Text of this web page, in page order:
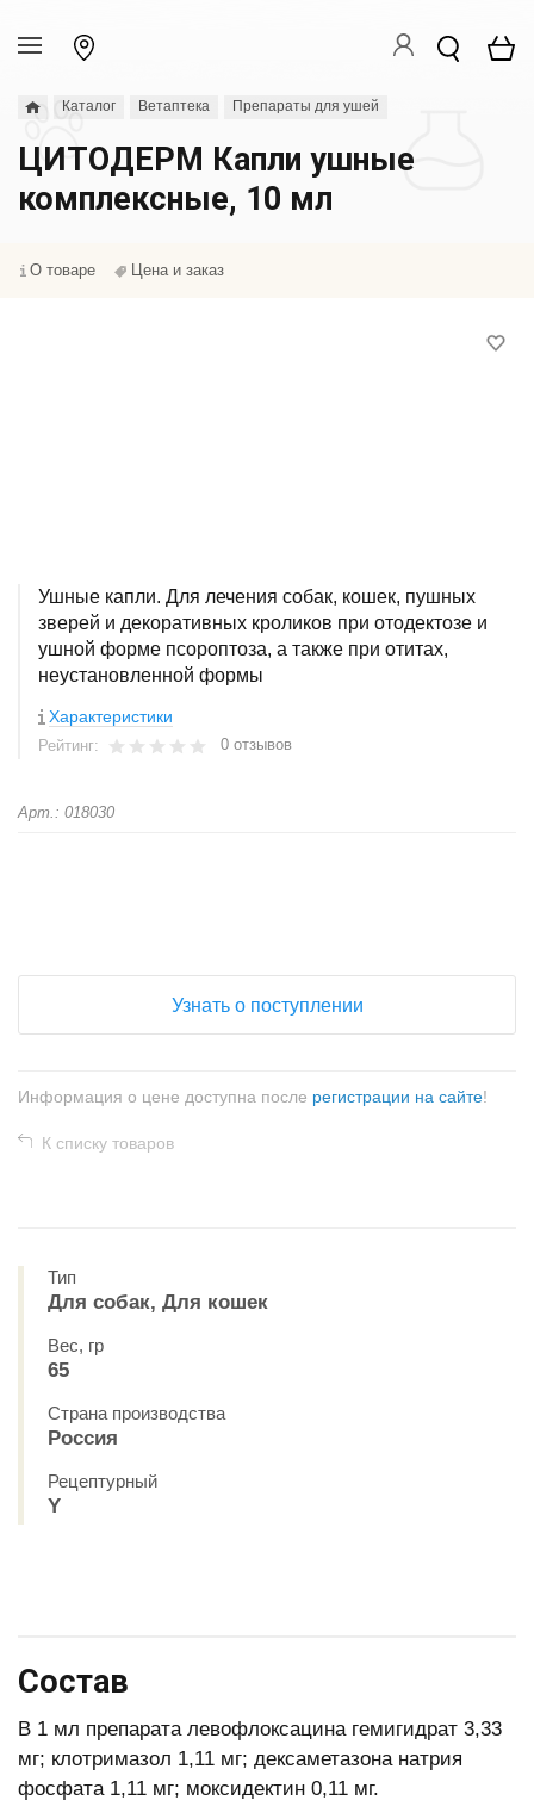
Каталог Ветаптека Препараты для ушей
ЦИТОДЕРМ Капли ушные
комплексные, 10 мл
О товаре Цена и заказ
Ушные капли. Для лечения собак, кошек, пушных
зверей и декоративных кроликов при отодектозе и
ушной форме псороптоза, а также при отитах,
неустановленной формы
Характеристики
Рейтинг: 0 отзывов
Арт.: 018030
Узнать о поступлении
Информация о цене доступна после регистрации на сайте!
К списку товаров
Тип
Для собак, Для кошек
Вес, гр
65
Страна производства
Россия
Рецептурный
Y
Состав
В 1 мл препарата левофлоксацина гемигидрат 3,33
мг; клотримазол 1,11 мг; дексаметазона натрия
фосфата 1,11 мг; моксидектин 0,11 мг.